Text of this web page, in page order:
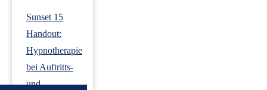
Sunset 15
Handout:
Hypnotherapie
bei Auftritts-
und